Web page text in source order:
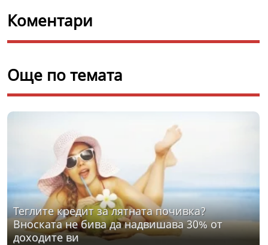
Коментари
Още по темата
Теглите кредит за лятната почивка?
Вноската не бива да надвишава 30% от
доходите ви